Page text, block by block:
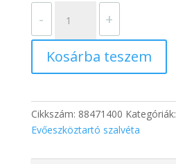
-
MILLERIGHE
40x40
evőeszköztartós
szalvéta
mennyiség
+
Kosárba teszem
Cikkszám: 88471400 Kategóriák:
Evőeszköztartó szalvéta